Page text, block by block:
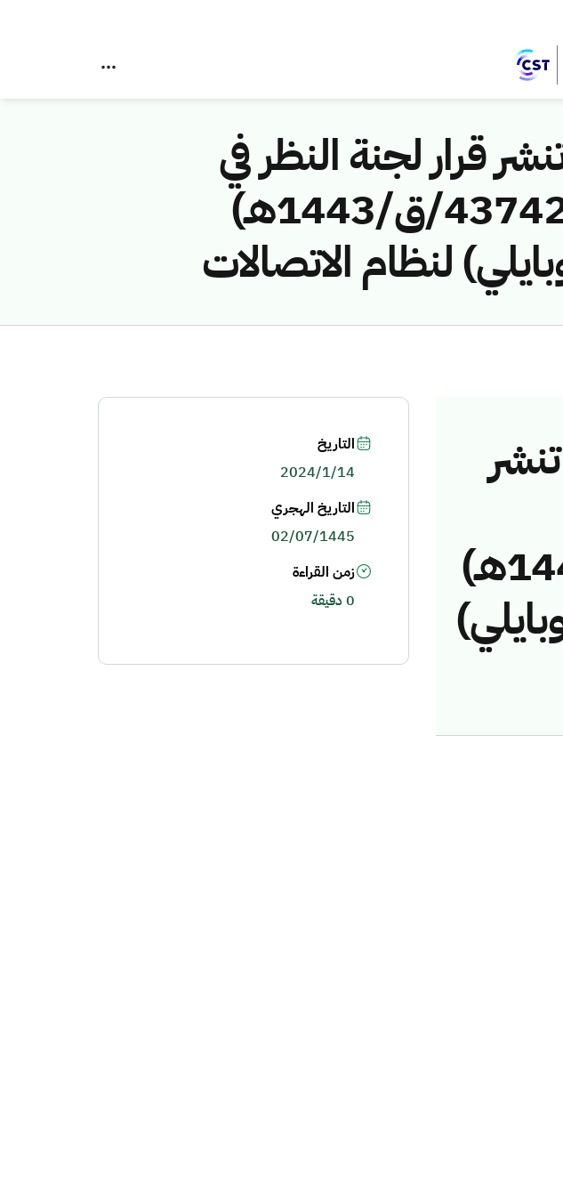
قرار لجنة النظر في
مخالفات نظام الاتصالات رقم (4374222/ق/1443هـ)
لنظام الاتصالات
الاتصالات رقم (4374222/ق/1443هـ)
التاريخ
2024/1/14
التاريخ الهجري
02/07/1445
زمن القراءة
0 دقيقة